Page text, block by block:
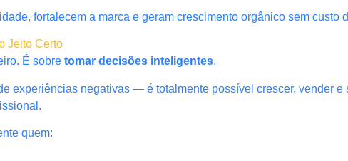
fortalecem a marca e geram crescimento orgânico sem custo
Jeito Certo
É sobre tomar decisões inteligentes.
experiências negativas — é totalmente possível crescer, vender
quem: